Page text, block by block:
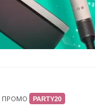
ПРОМО PARTY20